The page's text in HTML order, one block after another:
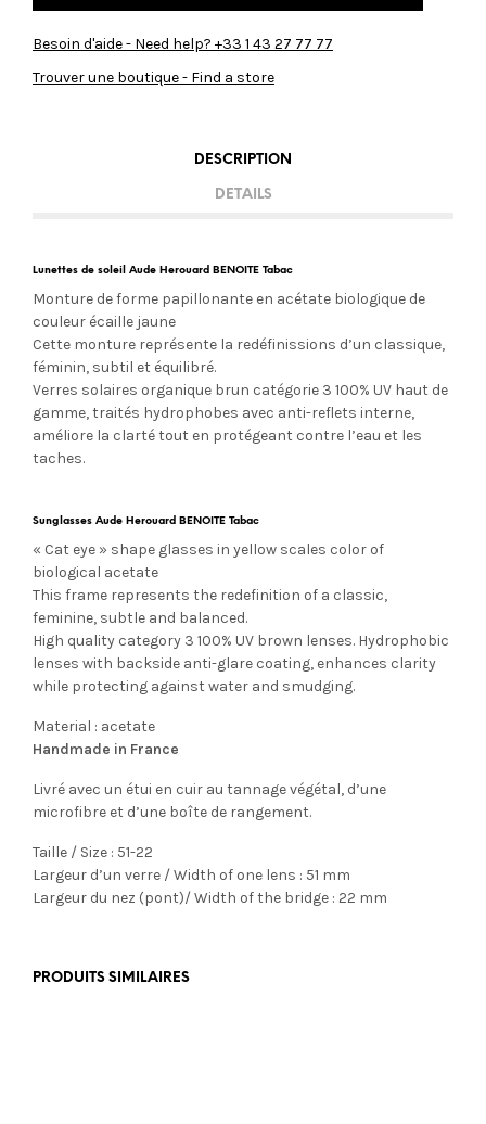
Besoin d'aide - Need help? +33 1 43 27 77 77
Trouver une boutique - Find a store
DESCRIPTION
DETAILS
Lunettes de soleil Aude Herouard BENOITE Tabac
Monture de forme papillonante en acétate biologique de
couleur écaille jaune
Cette monture représente la redéfinissions d’un classique,
féminin, subtil et équilibré.
Verres solaires organique brun catégorie 3 100% UV haut de
gamme, traités hydrophobes avec anti-reflets interne,
améliore la clarté tout en protégeant contre l’eau et les
taches.
Sunglasses Aude Herouard BENOITE Tabac
« Cat eye » shape glasses in yellow scales color of
biological acetate
This frame represents the redefinition of a classic,
feminine, subtle and balanced.
High quality category 3 100% UV brown lenses. Hydrophobic
lenses with backside anti-glare coating, enhances clarity
while protecting against water and smudging.
Material : acetate
Handmade in France
Livré avec un étui en cuir au tannage végétal, d’une
microfibre et d’une boîte de rangement.
Taille / Size : 51-22
Largeur d’un verre / Width of one lens : 51 mm
Largeur du nez (pont)/ Width of the bridge : 22 mm
PRODUITS SIMILAIRES